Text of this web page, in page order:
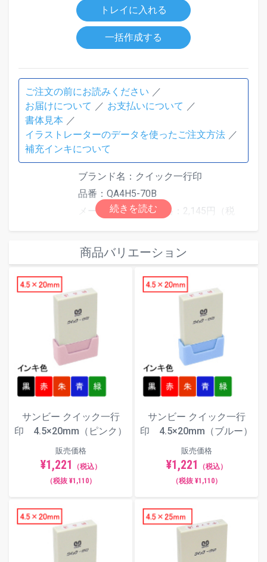
トレイに入れる
一括作成する
ご注文の前にお読みください
お届けについて
お支払いについて
書体見本
イラストレーターのデータを使ったご注文方法
補充インキについて
仕様
ブランド名：クイック一行印
品番：QA4H5-70B
メーカー希望小売価格：2,145円（税
本体色：グリーン
外形寸法（mm）：88.0×13.0×62.0
印面寸法（mm）：4.5×70.0
最大文字数：最大文字数は印面サイズ
により異なります。文字数超過で「は
み出しエラー」となった場合は、自由
編集機能で文字サイズを調整してくだ
インキ色：全5色（赤／黒／青／緑／朱
色からお選びください）
印面サンプル
一般的なものから個性的なものまで、全7種類のフォ
ント（書体）からお選びいただけます。
商品バリエーション
サンビー クイック一行
印 4.5×20mm（ピンク）
販売価格
¥1,221
（税込）
（税抜 ¥1,110）
サンビー クイック一行
印 4.5×20mm（ブルー）
販売価格
¥1,221
（税込）
（税抜 ¥1,110）